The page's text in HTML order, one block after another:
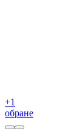
+1
обране